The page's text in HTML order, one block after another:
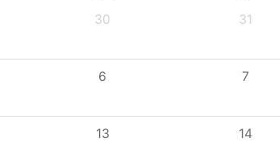
30 31
6 7
13 14